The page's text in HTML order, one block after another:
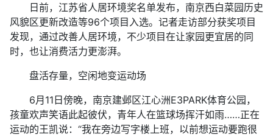
日前，江苏省人居环境奖名单发布，南京西白菜园历史
风貌区更新改造等96个项目入选。记者走访部分获奖项目
发现，通过改善人居环境，不少项目在让家园更宜居的同
时，也让消费活力更澎湃。
盘活存量，空闲地变运动场
6月11日傍晚，南京建邺区江心洲E3PARK体育公园，
孩童欢声笑语此起彼伏，青年人在篮球场挥汗如雨……正在
运动的王凯说：“我在旁边写字楼上班，以前想运动要跑很